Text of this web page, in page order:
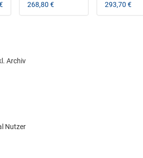
268,80 €
293,70 €
Archiv
Nutzer